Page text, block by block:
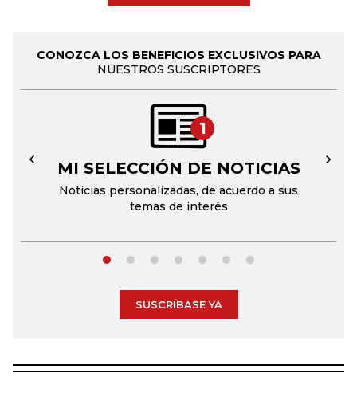
CONOZCA LOS BENEFICIOS EXCLUSIVOS PARA
NUESTROS SUSCRIPTORES
1
MI SELECCIÓN DE NOTICIAS
Noticias personalizadas, de acuerdo a sus
temas de interés
← →
SUSCRÍBASE YA